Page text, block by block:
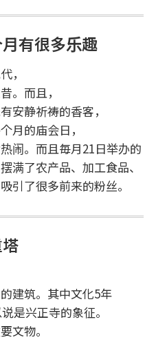
有很多乐趣
，
。而且，
安静祈祷的香客，
月的庙会日，
闹。而且毎月21日举办的
满了农产品、加工食品、
引了很多前来的粉丝。
建筑。其中文化5年
是兴正寺的象征。
文物。